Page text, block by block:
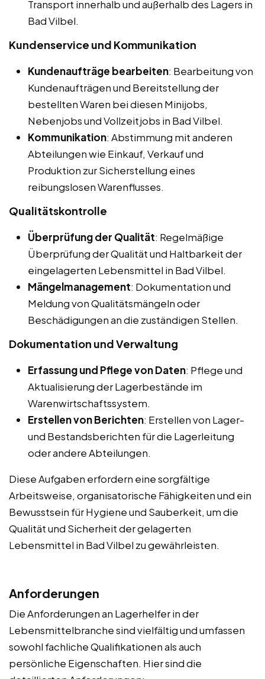
Transport innerhalb und außerhalb des Lagers in
Bad Vilbel.
Kundenservice und Kommunikation
Kundenaufträge bearbeiten: Bearbeitung von
Kundenaufträgen und Bereitstellung der
bestellten Waren bei diesen Minijobs,
Nebenjobs und Vollzeitjobs in Bad Vilbel.
Kommunikation: Abstimmung mit anderen
Abteilungen wie Einkauf, Verkauf und
Produktion zur Sicherstellung eines
reibungslosen Warenflusses.
Qualitätskontrolle
Überprüfung der Qualität: Regelmäßige
Überprüfung der Qualität und Haltbarkeit der
eingelagerten Lebensmittel in Bad Vilbel.
Mängelmanagement: Dokumentation und
Meldung von Qualitätsmängeln oder
Beschädigungen an die zuständigen Stellen.
Dokumentation und Verwaltung
Erfassung und Pflege von Daten: Pflege und
Aktualisierung der Lagerbestände im
Warenwirtschaftssystem.
Erstellen von Berichten: Erstellen von Lager-
und Bestandsberichten für die Lagerleitung
oder andere Abteilungen.
Diese Aufgaben erfordern eine sorgfältige
Arbeitsweise, organisatorische Fähigkeiten und ein
Bewusstsein für Hygiene und Sauberkeit, um die
Qualität und Sicherheit der gelagerten
Lebensmittel in Bad Vilbel zu gewährleisten.
Anforderungen
Die Anforderungen an Lagerhelfer in der
Lebensmittelbranche sind vielfältig und umfassen
sowohl fachliche Qualifikationen als auch
persönliche Eigenschaften. Hier sind die